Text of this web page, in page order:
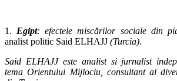
1. Egipt: efectele miscărilor sociale din
analist politic Said ELHAJJ (Turcia).
Said ELHAJJ este analist si jurnalist
tema Orientului Mijlociu, consultant al